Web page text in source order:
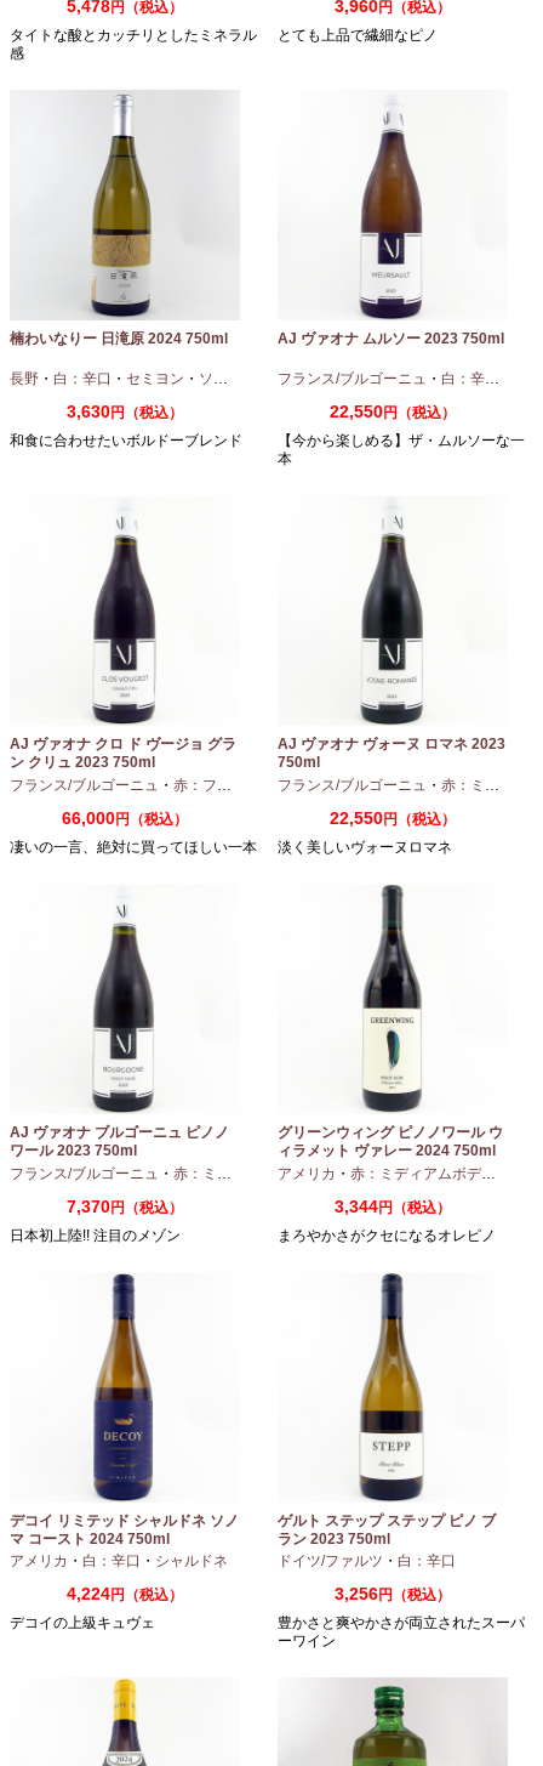
5,478円（税込）
タイトな酸とカッチリとしたミネラル
感
3,960円（税込）
とても上品で繊細なピノ
楠わいなりー 日滝原 2024 750ml
長野 ・ 白：辛口 ・ セミヨン ・ ソーヴィニオンブラン
3,630円（税込）
和食に合わせたいボルドーブレンド
AJ ヴァオナ ムルソー 2023 750ml
フランス/ブルゴーニュ ・ 白：辛口
22,550円（税込）
【今から楽しめる】ザ・ムルソーな一
本
AJ ヴァオナ クロ ド ヴージョ グラ
ン クリュ 2023 750ml
フランス/ブルゴーニュ ・ 赤：フルボディ ・ピノノワール
66,000円（税込）
凄いの一言、絶対に買ってほしい一本
AJ ヴァオナ ヴォーヌ ロマネ 2023
750ml
フランス/ブルゴーニュ ・ 赤：ミディアムボディ
22,550円（税込）
淡く美しいヴォーヌロマネ
AJ ヴァオナ ブルゴーニュ ピノノ
ワール 2023 750ml
フランス/ブルゴーニュ ・ 赤：ミディアムボディ ・ ピノノワール
7,370円（税込）
日本初上陸!! 注目のメゾン
グリーンウィング ピノノワール ウ
ィラメット ヴァレー 2024 750ml
アメリカ ・ 赤：ミディアムボディ
3,344円（税込）
まろやかさがクセになるオレピノ
デコイ リミテッド シャルドネ ソノ
マ コースト 2024 750ml
アメリカ ・ 白：辛口 ・ シャルドネ
4,224円（税込）
デコイの上級キュヴェ
ゲルト ステップ ステップ ピノ ブ
ラン 2023 750ml
ドイツ/ファルツ ・ 白：辛口
3,256円（税込）
豊かさと爽やかさが両立されたスーパ
ーワイン